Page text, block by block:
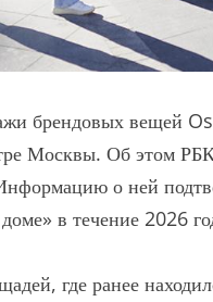
брендовых вещей
Москвы. Об этом
о ней
в течение 2026
где ранее